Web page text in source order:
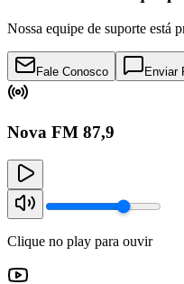
Nossa equipe de suporte está
Fale Conosco Enviar
Nova FM 87,9
Clique no play para ouvir